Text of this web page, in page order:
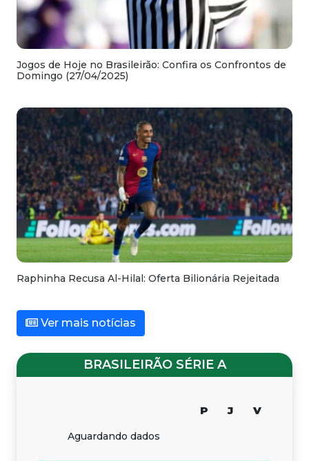
Jogos de Hoje no Brasileirão: Confira os Confrontos de
Domingo (27/04/2025)
Raphinha Recusa Al-Hilal: Oferta Bilionária Rejeitada
Ver mais notícias
BRASILEIRÃO SÉRIE A
P J V
Aguardando dados